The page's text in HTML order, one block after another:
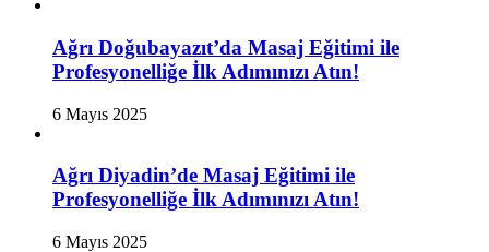
Ağrı Doğubayazıt’da Masaj Eğitimi ile
Profesyonelliğe İlk Adımınızı Atın!
6 Mayıs 2025
Ağrı Diyadin’de Masaj Eğitimi ile
Profesyonelliğe İlk Adımınızı Atın!
6 Mayıs 2025